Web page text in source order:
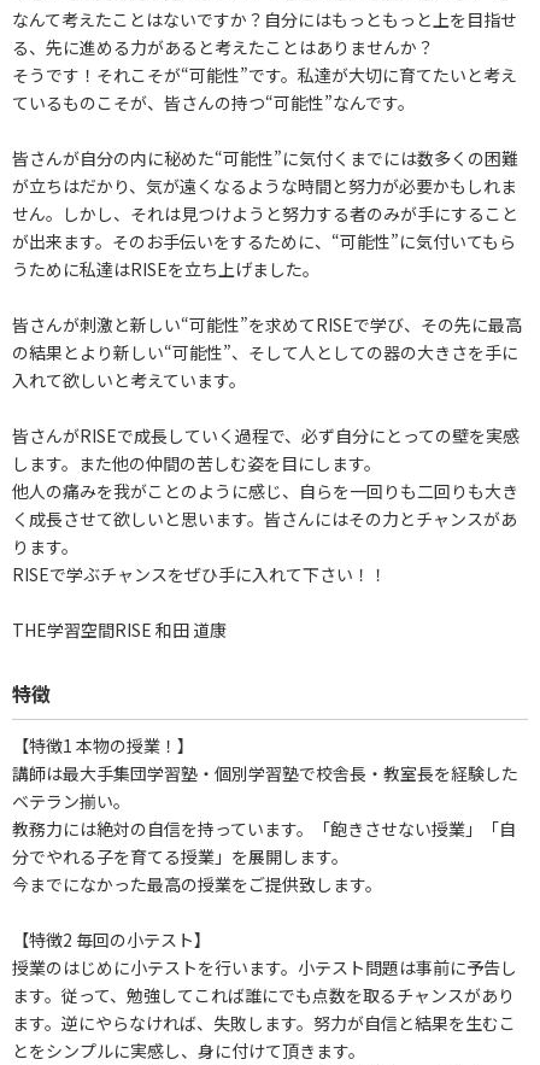
なんて考えたことはないですか？自分にはもっともっと上を目指せ
る、先に進める力があると考えたことはありませんか？
そうです！それこそが“可能性”です。私達が大切に育てたいと考え
ているものこそが、皆さんの持つ“可能性”なんです。
皆さんが自分の内に秘めた“可能性”に気付くまでには数多くの困難
が立ちはだかり、気が遠くなるような時間と努力が必要かもしれま
せん。しかし、それは見つけようと努力する者のみが手にすること
が出来ます。そのお手伝いをするために、“可能性”に気付いてもら
うために私達はRISEを立ち上げました。
皆さんが刺激と新しい“可能性”を求めてRISEで学び、その先に最高
の結果とより新しい“可能性”、そして人としての器の大きさを手に
入れて欲しいと考えています。
皆さんがRISEで成長していく過程で、必ず自分にとっての壁を実感
します。また他の仲間の苦しむ姿を目にします。
他人の痛みを我がことのように感じ、自らを一回りも二回りも大き
く成長させて欲しいと思います。皆さんにはその力とチャンスがあ
ります。
RISEで学ぶチャンスをぜひ手に入れて下さい！！
THE学習空間RISE 和田 道康
特徴
【特徴1 本物の授業！】
講師は最大手集団学習塾・個別学習塾で校舎長・教室長を経験した
ベテラン揃い。
教務力には絶対の自信を持っています。「飽きさせない授業」「自
分でやれる子を育てる授業」を展開します。
今までになかった最高の授業をご提供致します。
【特徴2 毎回の小テスト】
授業のはじめに小テストを行います。小テスト問題は事前に予告し
ます。従って、勉強してこれば誰にでも点数を取るチャンスがあり
ます。逆にやらなければ、失敗します。努力が自信と結果を生むこ
とをシンプルに実感し、身に付けて頂きます。